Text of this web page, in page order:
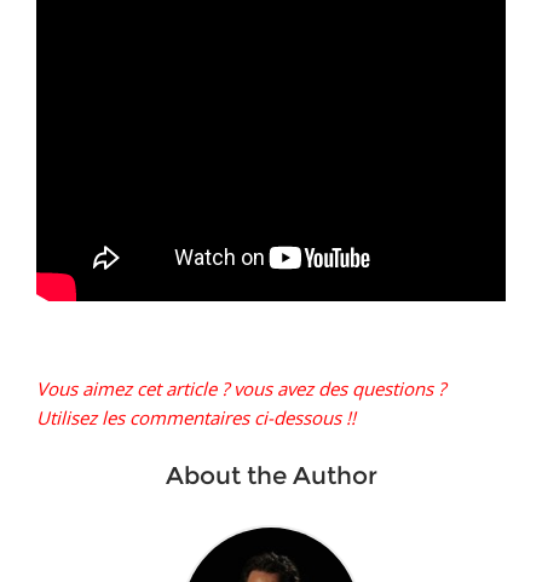
Vous aimez cet article ? vous avez des questions ?
Utilisez les commentaires ci-dessous !!
About the Author